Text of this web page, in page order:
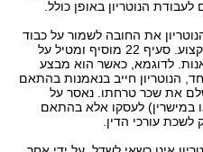
לעבודת הנוטריון באופן כולל.
על הנוטריון את החובה לשמור על כבוד
המקצוע ולהימנע מלפגוע בכבוד המקצוע. סעיף 22 מוסיף ומטיל על
לדוגמא, כאשר הוא מבצע
הנוטריון חייב בנאמנות בהתאם
את שכר טרחתו. נאסר על
במישרין) לעסקו אלא בהתאם
עורכי הדין.